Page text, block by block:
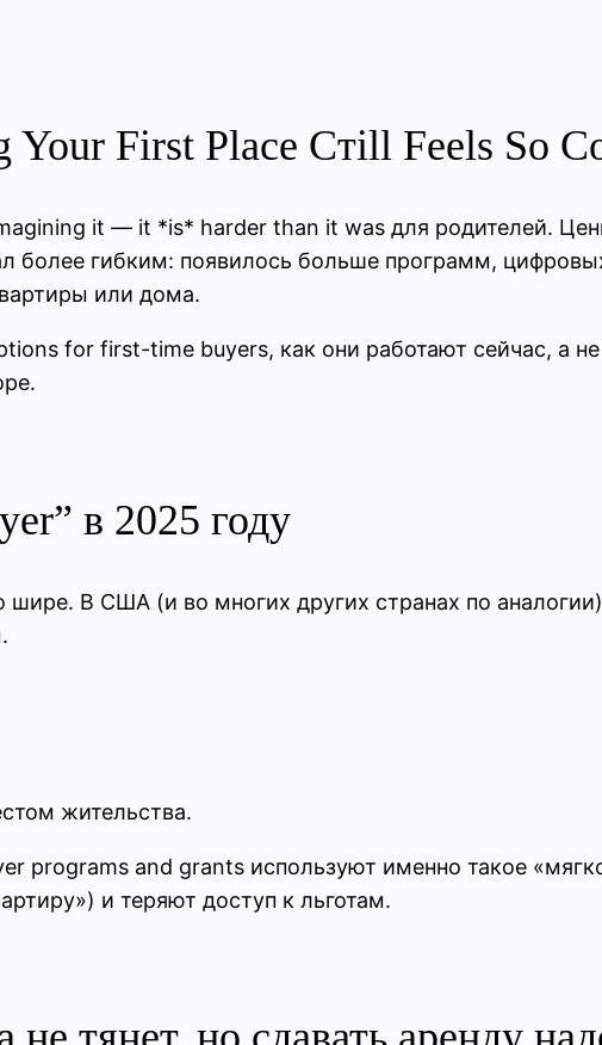
First Place Стill Feels So
it — it *is* harder than it was для родителей.
более гибким: появилось больше программ,
или дома.
for first-time buyers, как они работают сейчас, а не
в 2025 году
шире. В США (и во многих других странах по
жительства.
programs and grants используют именно такое
и теряют доступ к льготам.